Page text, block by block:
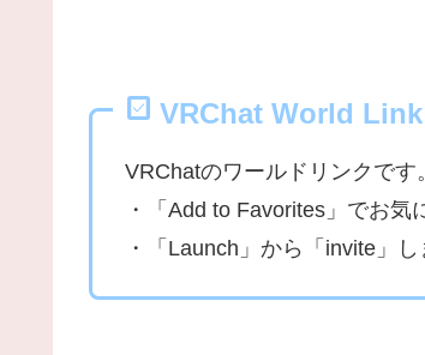
VRChat World Link
VRChatのワールドリンクです。
・「Add to Favorites」でお気
・「Launch」から「invite」し